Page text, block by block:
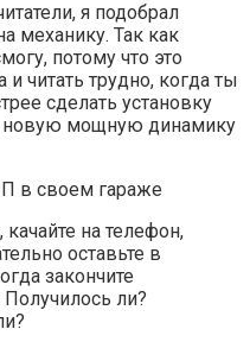
я подобрал
механику. Так как
потому что это
читать трудно, когда ты
сделать установку
новую мощную динамику
на телефон,
оставьте в
закончите
ли?